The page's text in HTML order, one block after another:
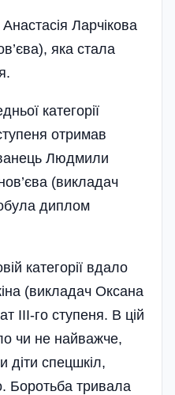
Ларчікова
яка стала
категорії
отримав
Людмили
(викладач
диплом
категорії вдало
(викладач Оксана
III-го ступеня. В цій
чи не найважче,
діти спецшкіл,
Боротьба тривала